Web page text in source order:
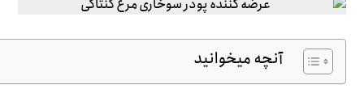
آنچه میخوانید